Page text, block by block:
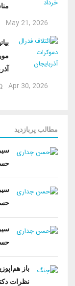
May 21, 2026
Apr 30, 2026
مطالب پربازدید
باز
نظرات